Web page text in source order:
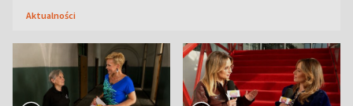
Aktualności